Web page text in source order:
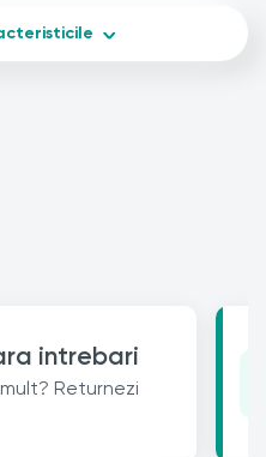
intrebari
Returnezi